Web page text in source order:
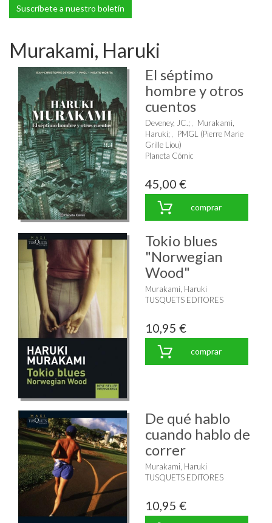
Suscríbete a nuestro boletín
Murakami, Haruki
El séptimo
hombre y otros
cuentos
Deveney, JC.;
Murakami,
Haruki;
PMGL (Pierre Marie
Grille Liou)
Planeta Cómic
45,00 €
comprar
Tokio blues
"Norwegian
Wood"
Murakami, Haruki
TUSQUETS EDITORES
10,95 €
comprar
De qué hablo
cuando hablo de
correr
Murakami, Haruki
TUSQUETS EDITORES
10,95 €